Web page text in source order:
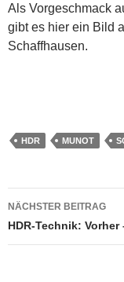
Als Vorgeschmack
gibt es hier ein Bild
Schaffhausen.
HDR MUNOT
NÄCHSTER BEITRAG
HDR-Technik: Vorher